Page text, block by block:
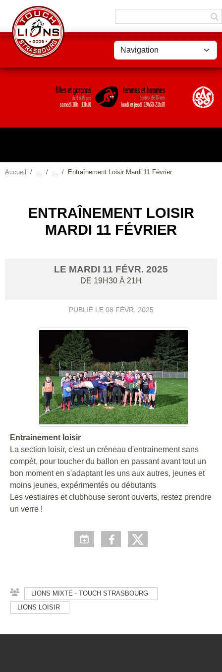
Accueil Entraînement Loisir Mardi 11 Février
ENTRAÎNEMENT LOISIR
MARDI 11 FÉVRIER
LE MARDI 11 FÉVR. 2025
DE 19H30 À 21H
PUBLIÉ LE 08 FÉVR. 2025
Entrainement loisir
La section loisir, c'est un créneau d'entrainement sans
compèt, pour toucher du ballon en passant avant tout un
bon moment en s'adaptant les uns aux autres, jeunes et
moins jeunes, expérimentés ou débutants
Les vestiaires et clubhouse seront ouverts, restez prendre
un verre !
LIONS MIXTE - TOUCH STRASBOURG
LIONS LOISIR
Panneau de gestion des cookies